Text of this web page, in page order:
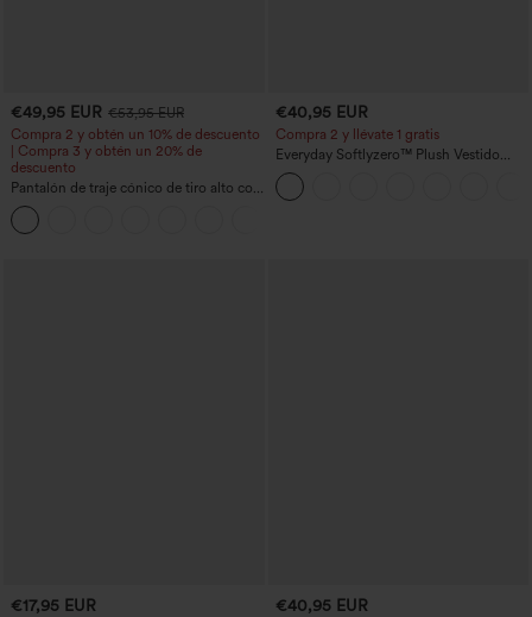
€49,95 EUR €53,95 EUR
Compra 2 y obtén un 10% de descuento
| Compra 3 y obtén un 20% de
descuento
Pantalón de traje cónico de tiro alto con
bolsillos
€40,95 EUR
Compra 2 y llévate 1 gratis
Everyday Softlyzero™ Plush Vestido
deportivo sin espalda 2 en 1
acampanado -Wannabe -Easy Peezy
€17,95 EUR €40,95 EUR